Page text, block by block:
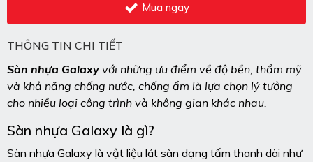
Mua ngay
THÔNG TIN CHI TIẾT
Sàn nhựa Galaxy với những ưu điểm về độ bền, thẩm mỹ
và khả năng chống nước, chống ẩm là lựa chọn lý tưởng
cho nhiều loại công trình và không gian khác nhau.
Sàn nhựa Galaxy là gì?
Sàn nhựa Galaxy là vật liệu lát sàn dạng tấm thanh dài như